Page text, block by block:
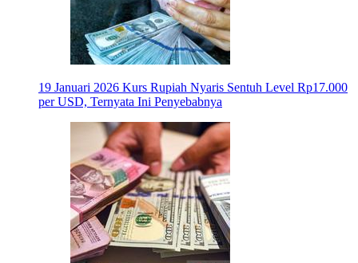
19 Januari 2026 Kurs Rupiah Nyaris Sentuh Level Rp17.000
per USD, Ternyata Ini Penyebabnya